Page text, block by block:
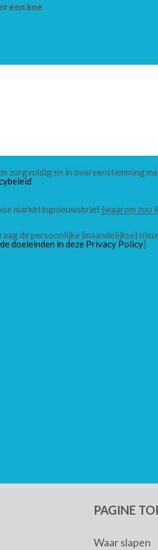
een koe
zorgvuldig en in overeenstemming
marketingnieuwsbrief(waarom zou
de persoonlijke (maandelijkse)
doeleinden in deze Privacy Policy]
PAGINE
Waar slapen